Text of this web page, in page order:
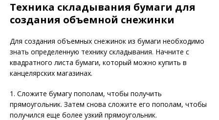
Техника складывания бумаги для
создания объемной снежинки
Для создания объемных снежинок из бумаги необходимо
знать определенную технику складывания. Начните с
квадратного листа бумаги, который можно купить в
канцелярских магазинах.
1. Сложите бумагу пополам, чтобы получить
прямоугольник. Затем снова сложите его пополам, чтобы
получился еще более узкий прямоугольник.